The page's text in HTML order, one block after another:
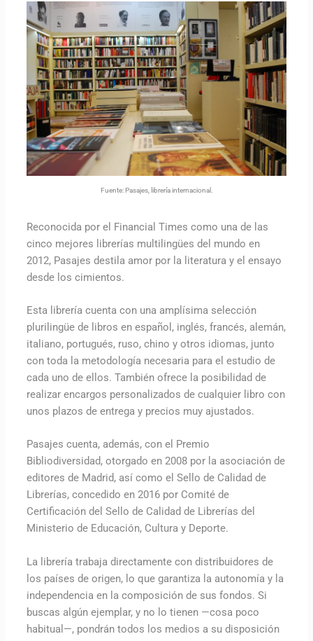
Fuente: Pasajes, librería internacional.
Reconocida por el Financial Times como una de las
cinco mejores librerías multilingües del mundo en
2012, Pasajes destila amor por la literatura y el ensayo
desde los cimientos.
Esta librería cuenta con una amplísima selección
plurilingüe de libros en español, inglés, francés, alemán,
italiano, portugués, ruso, chino y otros idiomas, junto
con toda la metodología necesaria para el estudio de
cada uno de ellos. También ofrece la posibilidad de
realizar encargos personalizados de cualquier libro con
unos plazos de entrega y precios muy ajustados.
Pasajes cuenta, además, con el Premio
Bibliodiversidad, otorgado en 2008 por la asociación de
editores de Madrid, así como el Sello de Calidad de
Librerías, concedido en 2016 por Comité de
Certificación del Sello de Calidad de Librerías del
Ministerio de Educación, Cultura y Deporte.
La librería trabaja directamente con distribuidores de
los países de origen, lo que garantiza la autonomía y la
independencia en la composición de sus fondos. Si
buscas algún ejemplar, y no lo tienen —cosa poco
habitual—, pondrán todos los medios a su disposición